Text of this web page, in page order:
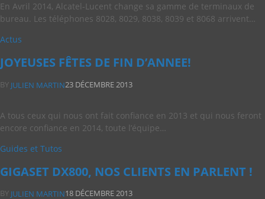
En Avril 2014, Alcatel-Lucent change sa gamme de terminaux de
bureau. Les téléphones 8028, 8029, 8038, 8039 et 8068 arrivent…
Actus
JOYEUSES FÊTES DE FIN D’ANNEE!
BY JULIEN MARTIN23 DÉCEMBRE 2013
A tous ceux qui nous ont fait confiance en 2013 et qui nous feront
encore confiance en 2014, toute l’équipe…
Guides et Tutos
GIGASET DX800, NOS CLIENTS EN PARLENT !
BY JULIEN MARTIN18 DÉCEMBRE 2013